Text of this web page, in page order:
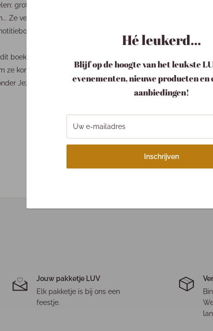
Hé leukerd...
Blijf op de hoogte van het leukste
evenementen, nieuwe producten en
aanbiedingen!
Uw e-mailadres
Inschrijven
grote en kleine vliegtuigen, grote en
Ze verbleef in royale hotels en
bij zich om op te tekenen wat
boek, aangevuld met verhalen en
ze kon brengen. Steeds vaker en steeds
Jezus Christus niets kon doen, maar
Jouw pakketje LUV
Elk pakketje is bij ons een
feestje.